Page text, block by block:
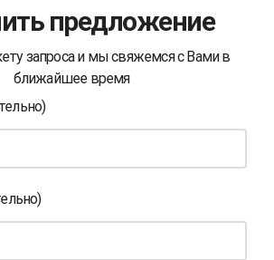
предложение
запроса и мы свяжемся с Вами в
ближайшее время